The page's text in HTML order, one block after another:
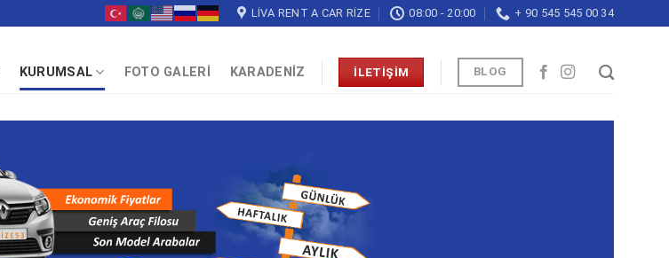
LIVA RENT A CAR RIZE 08:00 - 20:00 + 90 545 545 00 34
KURUMSAL FOTO GALERİ KARADENİZ İLETİŞİM BLOG